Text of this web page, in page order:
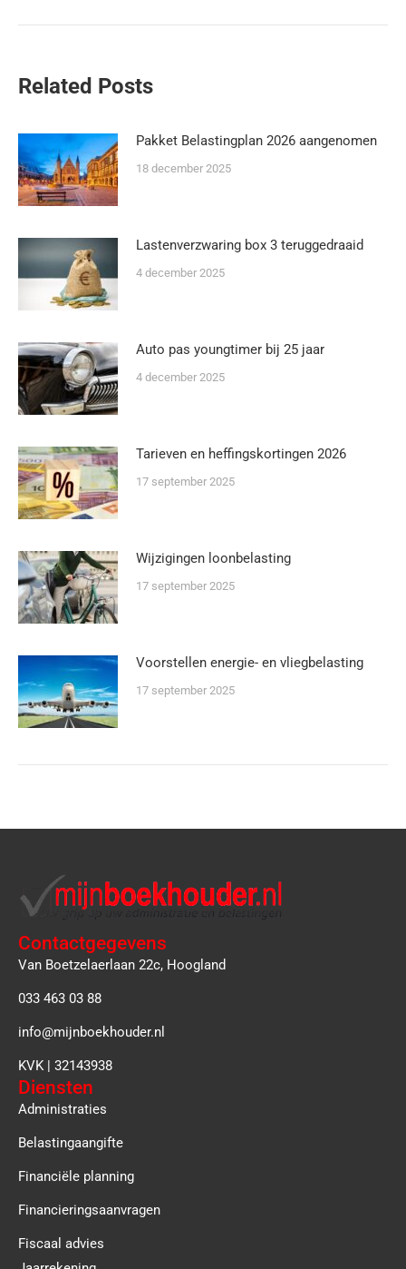
Related Posts
Pakket Belastingplan 2026 aangenomen
18 december 2025
Lastenverzwaring box 3 teruggedraaid
4 december 2025
Auto pas youngtimer bij 25 jaar
4 december 2025
Tarieven en heffingskortingen 2026
17 september 2025
Wijzigingen loonbelasting
17 september 2025
Voorstellen energie- en vliegbelasting
17 september 2025
Contactgegevens
Van Boetzelaerlaan 22c, Hoogland
033 463 03 88
info@mijnboekhouder.nl
KVK | 32143938
Diensten
Administraties
Belastingaangifte
Financiële planning
Financieringsaanvragen
Fiscaal advies